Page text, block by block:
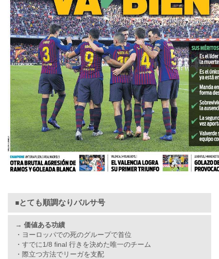
■とても順調なりバルサ号
→ 価値ある功績
・ヨーロッパでの死のグループで首位
・すでに1/8 final 行きを決めた唯一のチーム
・際立つ方法でリーガを支配